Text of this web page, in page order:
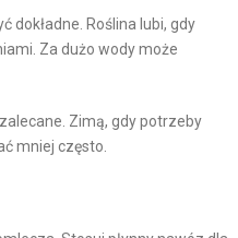
dokładne. Roślina lubi, gdy
Za dużo wody może
Zimą, gdy potrzeby
mniej często.